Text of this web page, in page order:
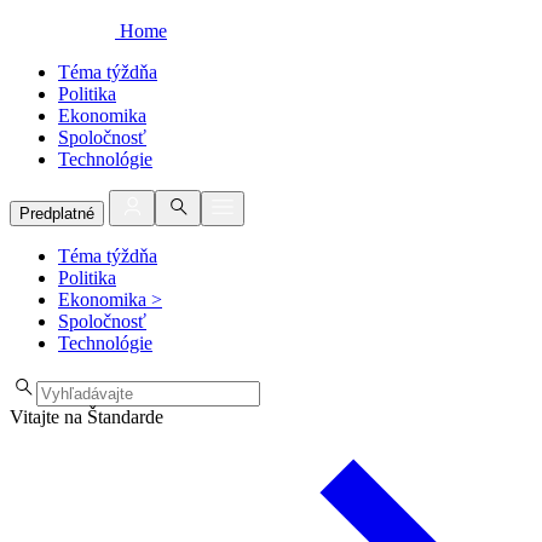
Home
Téma týždňa
Politika
Ekonomika
Spoločnosť
Technológie
Predplatné
Téma týždňa
Politika
Ekonomika >
Spoločnosť
Technológie
Vitajte na Štandarde